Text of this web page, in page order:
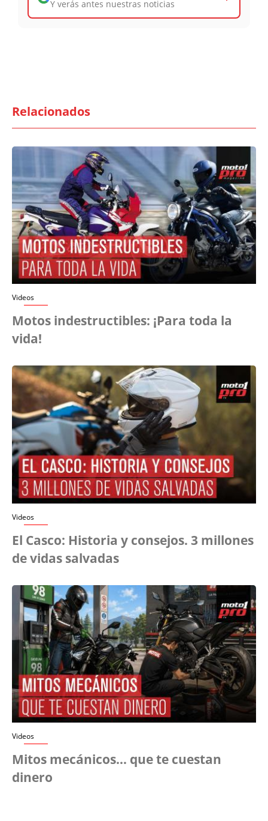
Y verás antes nuestras noticias
Relacionados
Videos
Motos indestructibles: ¡Para toda la
vida!
Videos
El Casco: Historia y consejos. 3 millones
de vidas salvadas
Videos
Mitos mecánicos… que te cuestan
dinero